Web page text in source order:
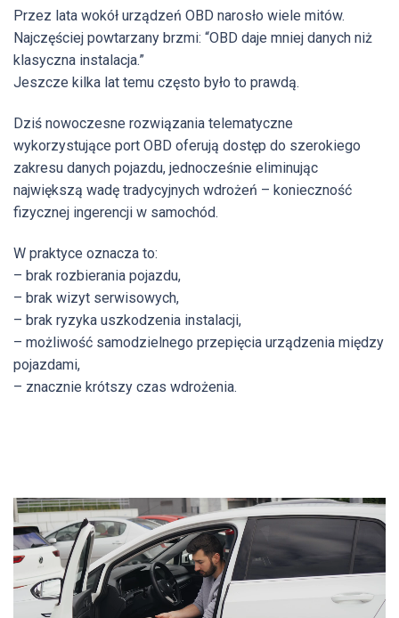
Przez lata wokół urządzeń OBD narosło wiele mitów.
Najczęściej powtarzany brzmi: “OBD daje mniej danych niż
klasyczna instalacja.”
Jeszcze kilka lat temu często było to prawdą.
Dziś nowoczesne rozwiązania telematyczne
wykorzystujące port OBD oferują dostęp do szerokiego
zakresu danych pojazdu, jednocześnie eliminując
największą wadę tradycyjnych wdrożeń – konieczność
fizycznej ingerencji w samochód.
W praktyce oznacza to:
– brak rozbierania pojazdu,
– brak wizyt serwisowych,
– brak ryzyka uszkodzenia instalacji,
– możliwość samodzielnego przepięcia urządzenia między
pojazdami,
– znacznie krótszy czas wdrożenia.
Odtwarzacz
video